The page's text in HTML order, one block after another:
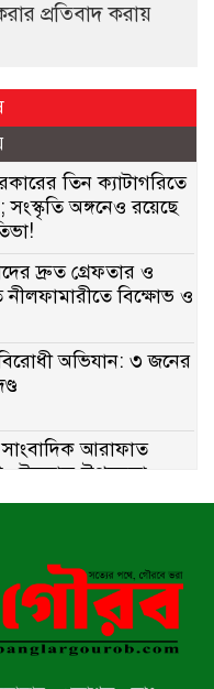
প্রতিবাদ করায়
তিন ক্যাটাগরিতে
সংস্কৃতি অঙ্গনেও রয়েছে
দ্রুত গ্রেফতার ও
নীলফামারীতে বিক্ষোভ ও
অভিযান: ৩ জনের
আরাফাত
টেকনাফ উপজেলা
শুভেচ্ছা
স্থলমাইন বিস্ফোরণ:
পা বিচ্ছিন্ন